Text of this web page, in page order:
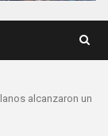
alcanzaron un